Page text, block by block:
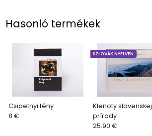
Hasonló termékek
Csipetnyi fény
8 €
Klenoty slovenskej
prírody
SZLOVÁK NYELVEN
25.90 €